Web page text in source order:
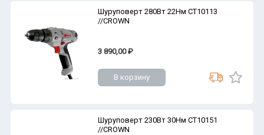
Шуруповерт 280Вт 22Нм CT10113
//CROWN
3 890,00 ₽
В корзину
Шуруповерт 230Вт 30Нм CT10151
//CROWN